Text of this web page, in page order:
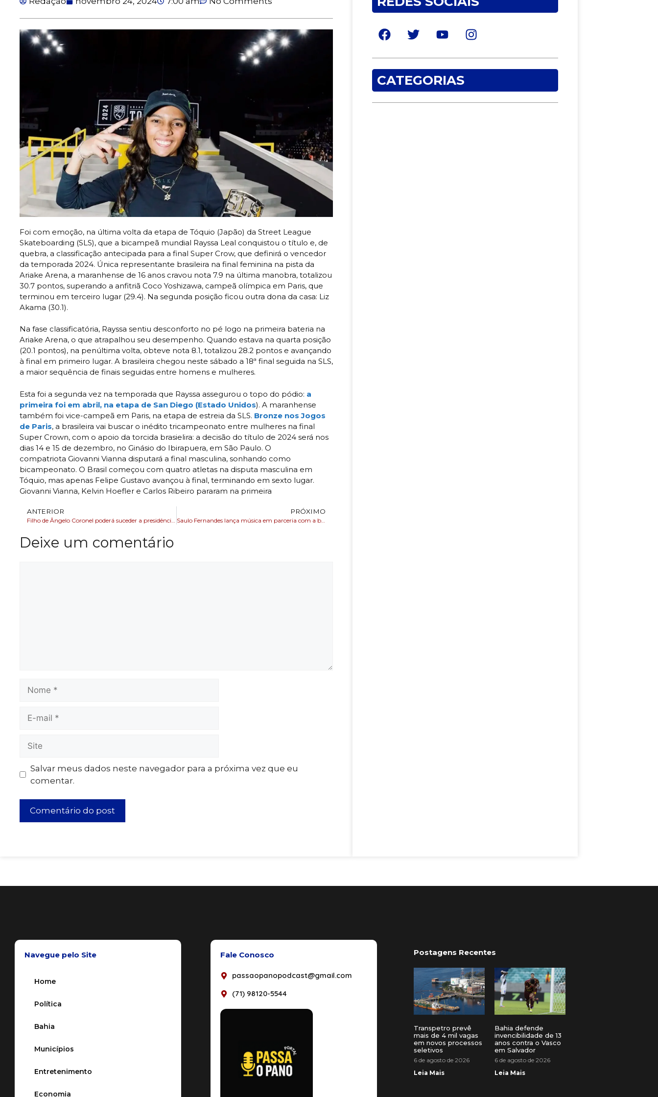
Foi com emoção, na última volta da etapa de Tóquio (Japão) da Street League
Skateboarding (SLS), que a bicampeã mundial Rayssa Leal conquistou o título e, de
quebra, a classificação antecipada para a final Super Crow, que definirá o vencedor
da temporada 2024. Única representante brasileira na final feminina na pista da
Ariake Arena, a maranhense de 16 anos cravou nota 7.9 na última manobra, totalizou
30.7 pontos, superando a anfitriã Coco Yoshizawa, campeã olímpica em Paris, que
terminou em terceiro lugar (29.4). Na segunda posição ficou outra dona da casa: Liz
Akama (30.1).
Na fase classificatória, Rayssa sentiu desconforto no pé logo na primeira bateria na
Ariake Arena, o que atrapalhou seu desempenho. Quando estava na quarta posição
(20.1 pontos), na penúltima volta, obteve nota 8.1, totalizou 28.2 pontos e avançando
à final em primeiro lugar. A brasileira chegou neste sábado a 18ª final seguida na SLS,
a maior sequência de finais seguidas entre homens e mulheres.
Esta foi a segunda vez na temporada que Rayssa assegurou o topo do pódio: a
primeira foi em abril, na etapa de San Diego (Estado Unidos). A maranhense
também foi vice-campeã em Paris, na etapa de estreia da SLS. Bronze nos Jogos
de Paris, a brasileira vai buscar o inédito tricampeonato entre mulheres na final
Super Crown, com o apoio da torcida brasielira: a decisão do título de 2024 será nos
dias 14 e 15 de dezembro, no Ginásio do Ibirapuera, em São Paulo. O
compatriota Giovanni Vianna disputará a final masculina, sonhando como
bicampeonato. O Brasil começou com quatro atletas na disputa masculina em
Tóquio, mas apenas Felipe Gustavo avançou à final, terminando em sexto lugar.
Giovanni Vianna, Kelvin Hoefler e Carlos Ribeiro pararam na primeira
ANTERIOR PRÓXIMO
Saulo Fernandes lança música em parceria com a banda DiDengo
Deixe um comentário
Salvar meus dados neste navegador para a próxima vez que eu
comentar.
CATEGORIAS
Navegue pelo Site
Home
Política
Bahia
Municípios
Entretenimento
Economia
Fale Conosco
passaopanopodcast@gmail.com
(71) 98120-5544
Postagens Recentes
Transpetro prevê
mais de 4 mil vagas
em novos processos
seletivos
6 de agosto de 2026
Leia Mais
Bahia defende
invencibilidade de 13
anos contra o Vasco
em Salvador
6 de agosto de 2026
Leia Mais